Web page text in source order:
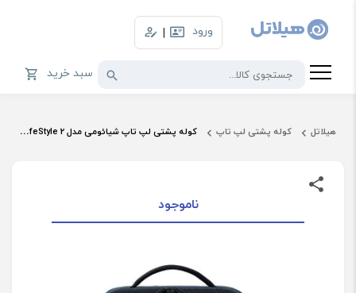
ورود |
سبد خرید
هیلاتل کوله پشتی لپ تاپ کوله پشتی لپ تاپ شیائومی مدل Urban LifeStyle 2 مناسب برای لپ تاپ تا 14.6 اینچ
ناموجود